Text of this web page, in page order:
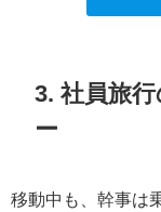
3. 社員旅
ー
移動中も、幹事は